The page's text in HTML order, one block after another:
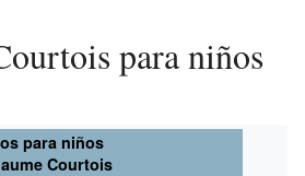
para niños
para niños
Courtois